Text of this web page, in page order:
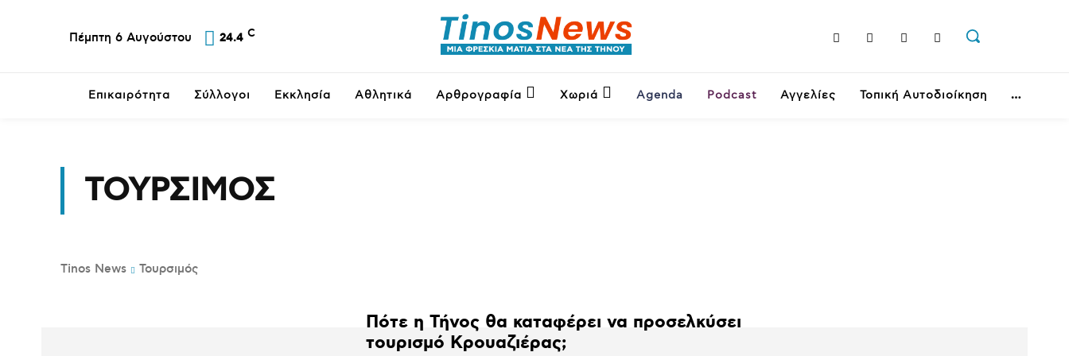
Πέμπτη 6 Αυγούστου 24.4 C
Επικαιρότητα Σύλλογοι Εκκλησία Αθλητικά Αρθρογραφία Χωριά Agenda Podcast Αγγελίες Τοπική Αυτοδιοίκηση
ΤΟΥΡΣΙΜΌΣ
Tinos News Τουρσιμός
Πότε η Τήνος θα καταφέρει να προσελκύσει
τουρισμό Κρουαζιέρας;